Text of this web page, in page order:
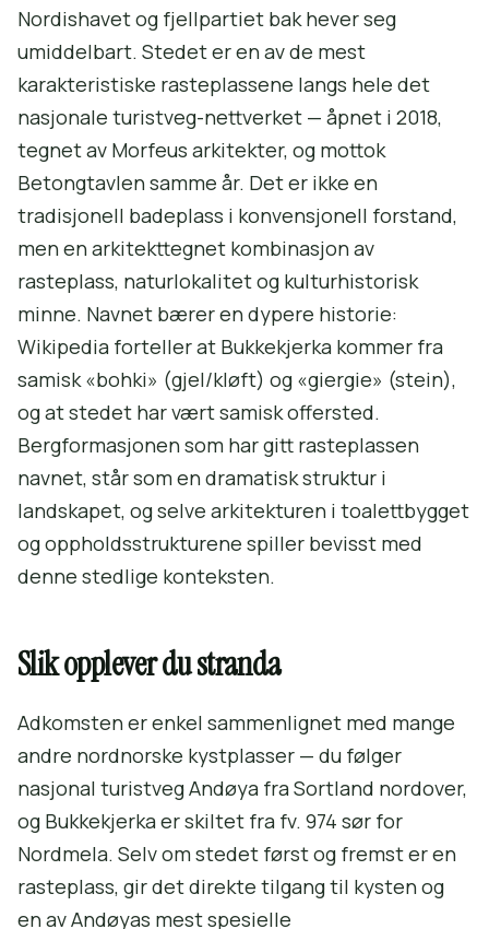
Nordishavet og fjellpartiet bak hever seg
umiddelbart. Stedet er en av de mest
karakteristiske rasteplassene langs hele det
nasjonale turistveg-nettverket — åpnet i 2018,
tegnet av Morfeus arkitekter, og mottok
Betongtavlen samme år. Det er ikke en
tradisjonell badeplass i konvensjonell forstand,
men en arkitekttegnet kombinasjon av
rasteplass, naturlokalitet og kulturhistorisk
minne. Navnet bærer en dypere historie:
Wikipedia forteller at Bukkekjerka kommer fra
samisk «bohki» (gjel/kløft) og «giergie» (stein),
og at stedet har vært samisk offersted.
Bergformasjonen som har gitt rasteplassen
navnet, står som en dramatisk struktur i
landskapet, og selve arkitekturen i toalettbygget
og oppholdsstrukturene spiller bevisst med
denne stedlige konteksten.
Slik opplever du stranda
Adkomsten er enkel sammenlignet med mange
andre nordnorske kystplasser — du følger
nasjonal turistveg Andøya fra Sortland nordover,
og Bukkekjerka er skiltet fra fv. 974 sør for
Nordmela. Selv om stedet først og fremst er en
rasteplass, gir det direkte tilgang til kysten og
en av Andøyas mest spesielle